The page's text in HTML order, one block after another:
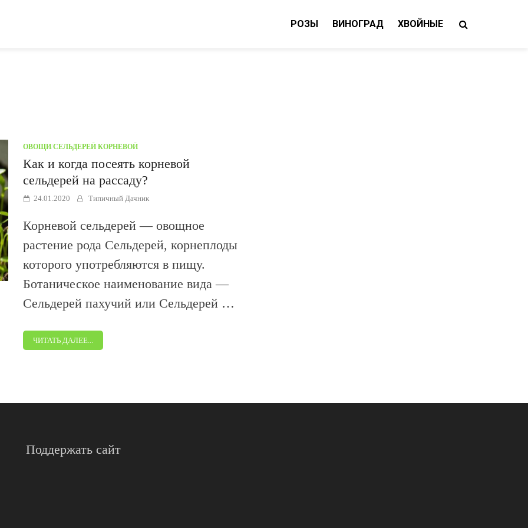
РОЗЫ ВИНОГРАД ХВОЙНЫЕ
ОВОЩИ/СЕЛЬДЕРЕЙ КОРНЕВОЙ
Как и когда посеять корневой
сельдерей на рассаду?
24.01.2020 Типичный Дачник
Корневой сельдерей — овощное
растение рода Сельдерей, корнеплоды
которого употребляются в пищу.
Ботаническое наименование вида —
Сельдерей пахучий или Сельдерей …
ЧИТАТЬ ДАЛЕЕ...
Поддержать сайт